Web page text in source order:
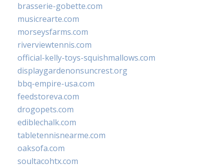
brasserie-gobette.com
musicrearte.com
morseysfarms.com
riverviewtennis.com
official-kelly-toys-squishmallows.com
displaygardenonsuncrest.org
bbq-empire-usa.com
feedstoreva.com
drogopets.com
ediblechalk.com
tabletennisnearme.com
oaksofa.com
soultacohtx.com